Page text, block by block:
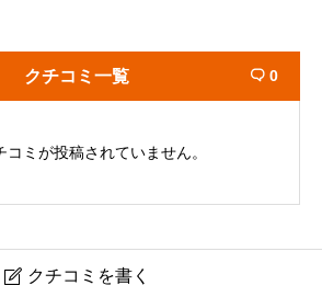
クチコミ一覧  0
コミが投稿されていません。
 クチコミを書く